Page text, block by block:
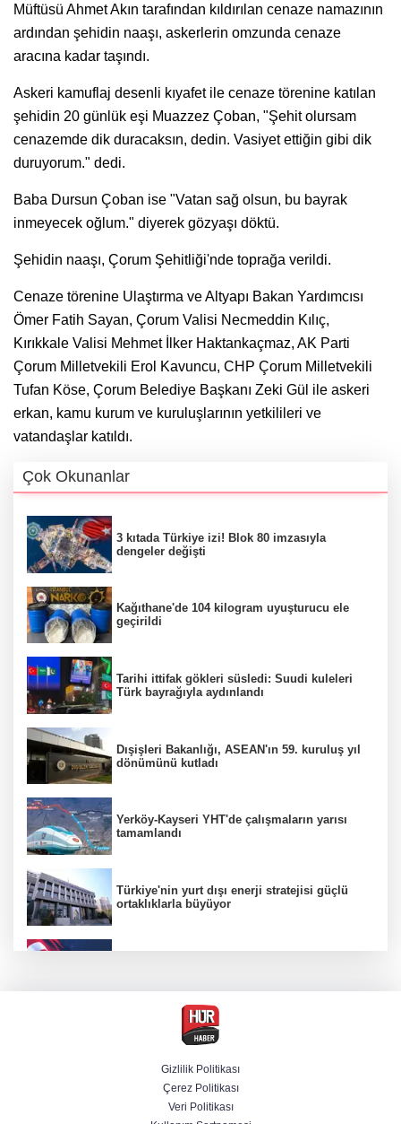
Müftüsü Ahmet Akın tarafından kıldırılan cenaze namazının
ardından şehidin naaşı, askerlerin omzunda cenaze
aracına kadar taşındı.
Askeri kamuflaj desenli kıyafet ile cenaze törenine katılan
şehidin 20 günlük eşi Muazzez Çoban, "Şehit olursam
cenazemde dik duracaksın, dedin. Vasiyet ettiğin gibi dik
duruyorum." dedi.
Baba Dursun Çoban ise "Vatan sağ olsun, bu bayrak
inmeyecek oğlum." diyerek gözyaşı döktü.
Şehidin naaşı, Çorum Şehitliği'nde toprağa verildi.
Cenaze törenine Ulaştırma ve Altyapı Bakan Yardımcısı
Ömer Fatih Sayan, Çorum Valisi Necmeddin Kılıç,
Kırıkkale Valisi Mehmet İlker Haktankaçmaz, AK Parti
Çorum Milletvekili Erol Kavuncu, CHP Çorum Milletvekili
Tufan Köse, Çorum Belediye Başkanı Zeki Gül ile askeri
erkan, kamu kurum ve kuruluşlarının yetkilileri ve
vatandaşlar katıldı.
Çok Okunanlar
3 kıtada Türkiye izi! Blok 80 imzasıyla
dengeler değişti
Kağıthane'de 104 kilogram uyuşturucu ele
geçirildi
Tarihi ittifak gökleri süsledi: Suudi kuleleri
Türk bayrağıyla aydınlandı
Dışişleri Bakanlığı, ASEAN'ın 59. kuruluş yıl
dönümünü kutladı
Yerköy-Kayseri YHT'de çalışmaların yarısı
tamamlandı
Türkiye'nin yurt dışı enerji stratejisi güçlü
ortaklıklarla büyüyor
Terörsüz Türkiye yasa teklifi Komisyon'dan
Savunmada Mekke ittifakı! Caydırıcılık
şemsiyesi büyüdü
Gizlilik Politikası
Çerez Politikası
Veri Politikası